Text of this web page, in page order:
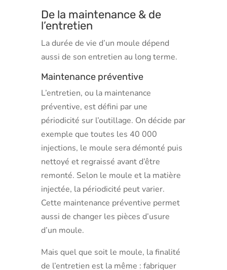
De la maintenance & de
l’entretien
La durée de vie d’un moule dépend
aussi de son entretien au long terme.
Maintenance préventive
L’entretien, ou la maintenance
préventive, est défini par une
périodicité sur l’outillage. On décide par
exemple que toutes les 40 000
injections, le moule sera démonté puis
nettoyé et regraissé avant d’être
remonté. Selon le moule et la matière
injectée, la périodicité peut varier.
Cette maintenance préventive permet
aussi de changer les pièces d’usure
d’un moule.
Mais quel que soit le moule, la finalité
de l’entretien est la même : fabriquer